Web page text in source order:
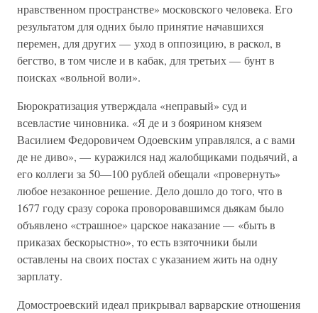
нравственном пространстве» московского человека. Его
результатом для одних было принятие начавшихся
перемен, для других — уход в оппозицию, в раскол, в
бегство, в том числе и в кабак, для третьих — бунт в
поисках «вольной воли».
Бюрократизация утверждала «неправый» суд и
всевластие чиновника. «Я де и з боярином князем
Василием Федоровичем Одоевским управлялся, а с вами
де не диво», — куражился над жалобщиками подьячий, а
его коллеги за 50—100 рублей обещали «провернуть»
любое незаконное решение. Дело дошло до того, что в
1677 году сразу сорока проворовавшимся дьякам было
объявлено «страшное» царское наказание — «быть в
приказах бескорыстно», то есть взяточники были
оставлены на своих постах с указанием жить на одну
зарплату.
Домостроевский идеал прикрывал варварские отношения